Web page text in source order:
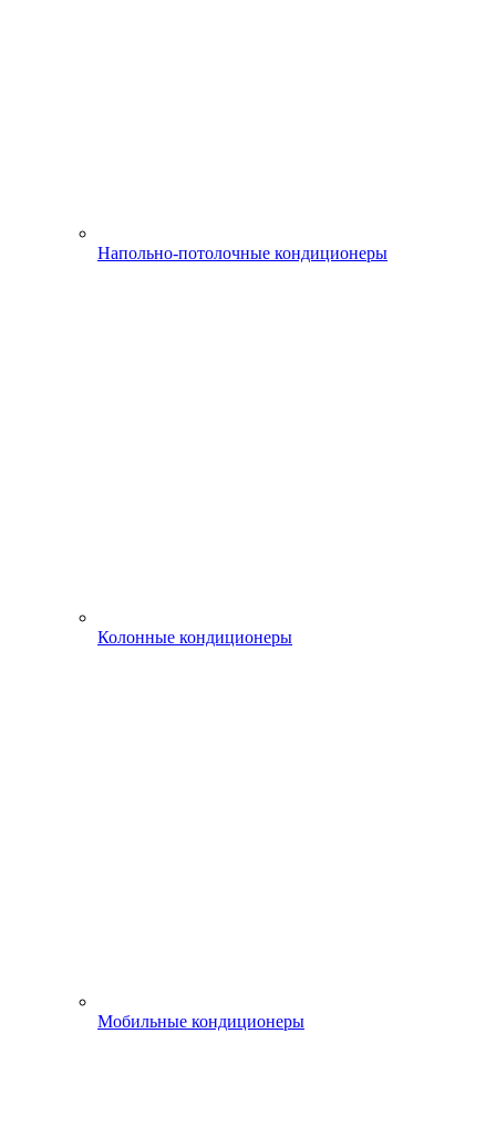
Напольно-потолочные кондиционеры
Колонные кондиционеры
Мобильные кондиционеры